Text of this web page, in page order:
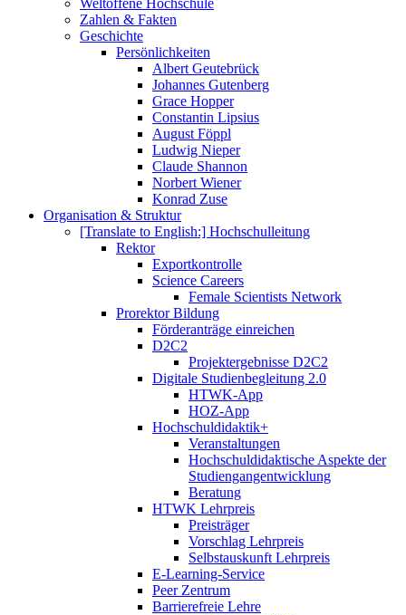
Weltoffene Hochschule
Zahlen & Fakten
Geschichte
Persönlichkeiten
Albert Geutebrück
Johannes Gutenberg
Grace Hopper
Constantin Lipsius
August Föppl
Ludwig Nieper
Claude Shannon
Norbert Wiener
Konrad Zuse
Organisation & Struktur
[Translate to English:] Hochschulleitung
Rektor
Exportkontrolle
Science Careers
Female Scientists Network
Prorektor Bildung
Förderanträge einreichen
D2C2
Projektergebnisse D2C2
Digitale Studienbegleitung 2.0
HTWK-App
HOZ-App
Hochschuldidaktik+
Veranstaltungen
Hochschuldidaktische Aspekte der
Studiengangentwicklung
Beratung
HTWK Lehrpreis
Preisträger
Vorschlag Lehrpreis
Selbstauskunft Lehrpreis
E-Learning-Service
Peer Zentrum
Barrierefreie Lehre